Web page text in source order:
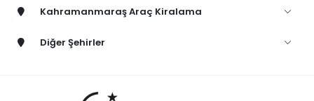
Kahramanmaraş Araç Kiralama
Diğer Şehirler